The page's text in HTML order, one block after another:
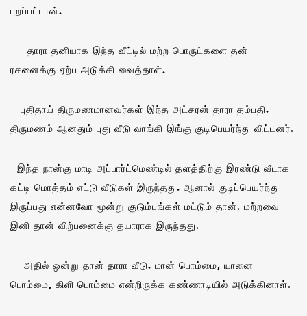
புறப்பட்டான்.
தாரா தனியாக இந்த வீட்டில் மற்ற பொருட்களை தன்
ரசனைக்கு ஏற்ப அடுக்கி வைத்தாள்.
புதிதாய் திருமணமானவர்கள் இந்த அட்சரன் தாரா தம்பதி.
திருமணம் ஆனதும் புது வீடு வாங்கி இங்கு குடிபெயர்ந்து விட்டனர்.
இந்த நான்கு மாடி அப்பார்ட்மெண்டில் தளத்திற்கு இரண்டு வீடாக
கட்டி மொத்தம் எட்டு வீடுகள் இருந்தது. ஆனால் குடிப்பெயர்ந்து
இருப்பது என்னவோ மூன்று குடும்பங்கள் மட்டும் தான். மற்றவை
இனி தான் விற்பனைக்கு தயாராக இருந்தது.
அதில் ஒன்று தான் தாரா வீடு. மான் பொம்மை, யானை
பொம்மை, கிளி பொம்மை என்றிருக்க கண்ணாடியில் அடுக்கினாள்.